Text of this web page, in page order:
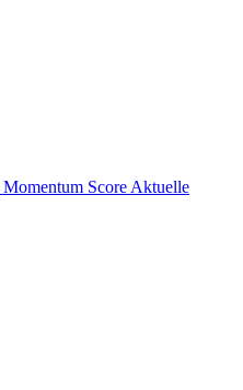
Momentum Score Aktuelle